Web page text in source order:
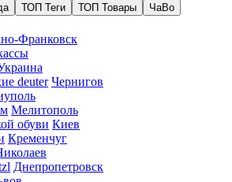
ТОП Теги ТОП Товары
ЧаВо
Франковск
deuter Чернигов
Мелитополь
обуви Киев
Кременчуг
Днепропетровск